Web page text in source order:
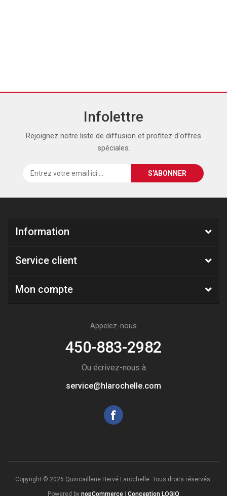
Infolettre
Rejoignez notre liste de diffusion et profitez d'offres
spéciales.
Information
Service client
Mon compte
Appelez-nous
450-883-2982
Ou écrivez-nous à
service@hlarochelle.com
Copyright © 2026 Quincaillerie Hervé Larochelle. Tous droits réservés.
Powered by nopCommerce Conception LOGIQ